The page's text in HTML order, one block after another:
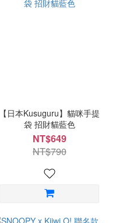
【日本Kusuguru】貓咪手提
袋 招財貓藍色
NT$649
NT$790